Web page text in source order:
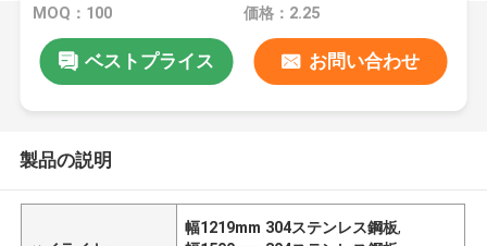
MOQ：100 価格：2.25
ベストプライス お問い合わせ
製品の説明
幅1219mm 304ステンレス鋼板,